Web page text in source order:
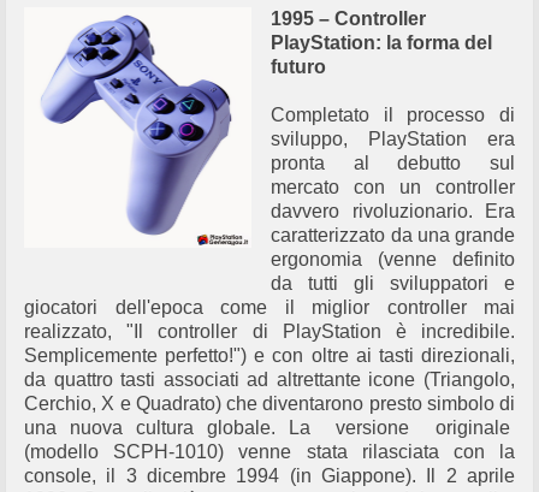
1995 – Controller
PlayStation: la forma del
futuro
Completato il processo di
sviluppo, PlayStation era
pronta al debutto sul
mercato con un controller
davvero rivoluzionario. Era
caratterizzato da una grande
ergonomia (venne definito
da tutti gli sviluppatori e
giocatori dell'epoca come il miglior controller mai
realizzato, "Il controller di PlayStation è incredibile.
Semplicemente perfetto!") e con oltre ai tasti direzionali,
da quattro tasti associati ad altrettante icone (Triangolo,
Cerchio, X e Quadrato) che diventarono presto simbolo di
una nuova cultura globale. La versione originale
(modello SCPH-1010) venne stata rilasciata con la
console, il 3 dicembre 1994 (in Giappone). Il 2 aprile